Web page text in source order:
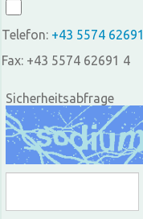
Telefon: +43 5574 62691
Fax: +43 5574 62691 4
Sicherheitsabfrage